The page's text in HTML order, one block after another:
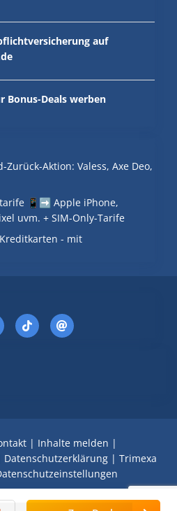
auf
Bonus-Deals werben
Zurück-Aktion: Valess, Axe Deo,
📱➡️ Apple iPhone,
uvm. + SIM-Only-Tarife
- mit
| Inhalte melden |
Datenschutzerklärung | Trimexa
Blog mit Doktortitel -